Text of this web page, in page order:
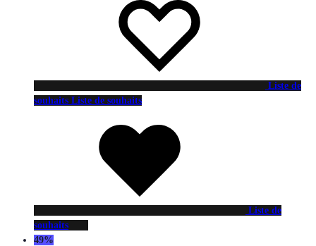
Liste de
souhaits Liste de souhaits
Liste de
souhaits
49%